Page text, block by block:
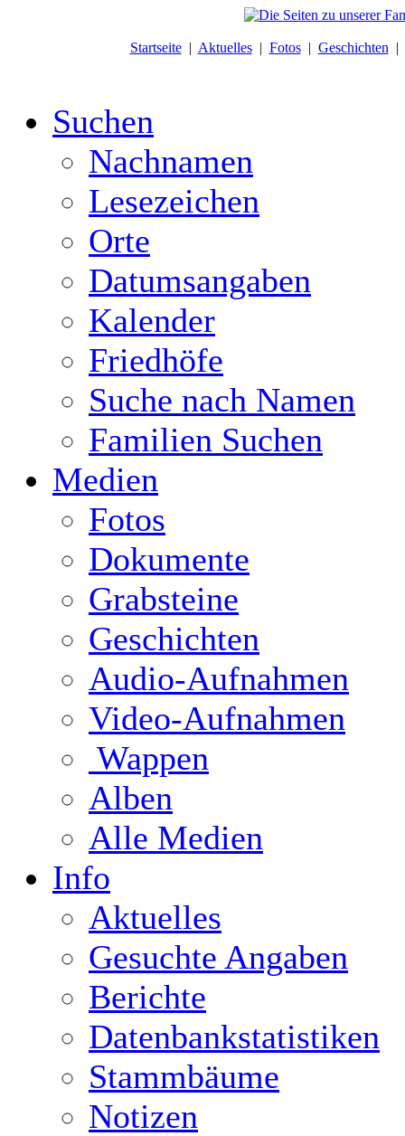
Startseite| Aktuelles| Fotos| Geschichten |
Suchen
Nachnamen
Lesezeichen
Orte
Datumsangaben
Kalender
Friedhöfe
Suche nach Namen
Familien Suchen
Medien
Fotos
Dokumente
Grabsteine
Geschichten
Audio-Aufnahmen
Video-Aufnahmen
Wappen
Alben
Alle Medien
Info
Aktuelles
Gesuchte Angaben
Berichte
Datenbankstatistiken
Stammbäume
Notizen